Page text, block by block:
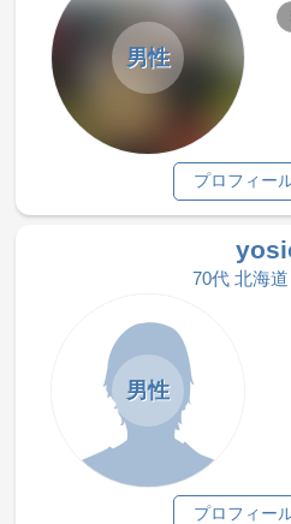
男性
プロフィー
70代 北海
男性
プロフィー